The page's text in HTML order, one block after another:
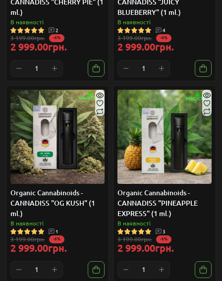
CANNADISS "CHERRY PIE" (1
ml.)
В наявності
2
3 199.00грн. -6%
2 999.00грн.
CANNADISS "JUICY
BLUEBERRY" (1 ml.)
В наявності
4
3 199.00грн. -6%
2 999.00грн.
Organic Cannabinoids -
CANNADISS "OG KUSH" (1
ml.)
В наявності
1
3 199.00грн. -6%
2 999.00грн.
Organic Cannabinoids -
CANNADISS "PINEAPPLE
EXPRESS" (1 ml.)
В наявності
3
3 199.00грн. -6%
2 999.00грн.